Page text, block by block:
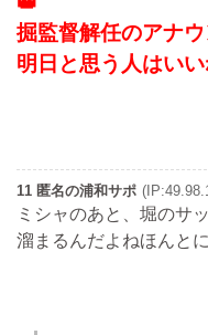
掘監督解任のアナウ
明日と思う人はい
11 匿名の浦和サポ
ミシャのあと、堀のサ
溜まるんだよねほんと